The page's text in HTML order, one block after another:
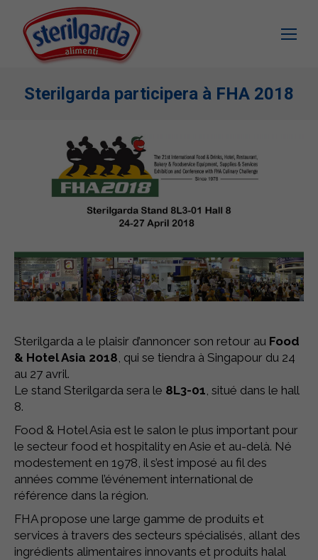
Sterilgarda participera à FHA 2018
Sterilgarda a le plaisir d’annoncer son retour au Food
& Hotel Asia 2018, qui se tiendra à Singapour du 24
au 27 avril.
Le stand Sterilgarda sera le 8L3-01, situé dans le hall
8.
Food & Hotel Asia est le salon le plus important pour
le secteur food et hospitality en Asie et au-delà. Né
modestement en 1978, il s’est imposé au fil des
années comme l’événement international de
référence dans la région.
FHA propose une large gamme de produits et
services à travers des secteurs spécialisés, allant des
ingrédients alimentaires innovants et produits halal